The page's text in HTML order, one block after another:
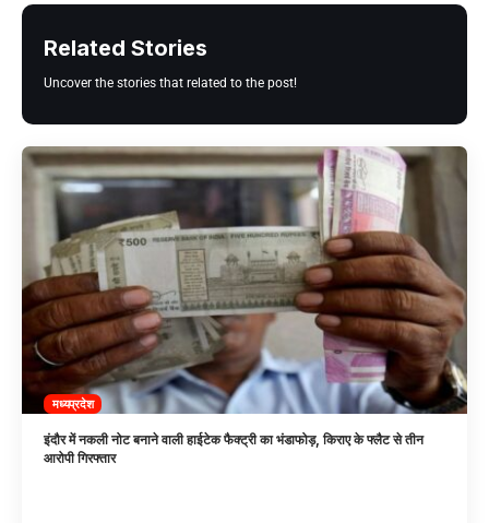
Related Stories
Uncover the stories that related to the post!
मध्यप्रदेश
इंदौर में नकली नोट बनाने वाली हाईटेक फैक्ट्री का भंडाफोड़, किराए के फ्लैट से तीन
आरोपी गिरफ्तार